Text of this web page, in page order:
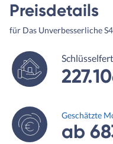
Preisdetails
für Das Unverbesserliche
Geschätzte
ab